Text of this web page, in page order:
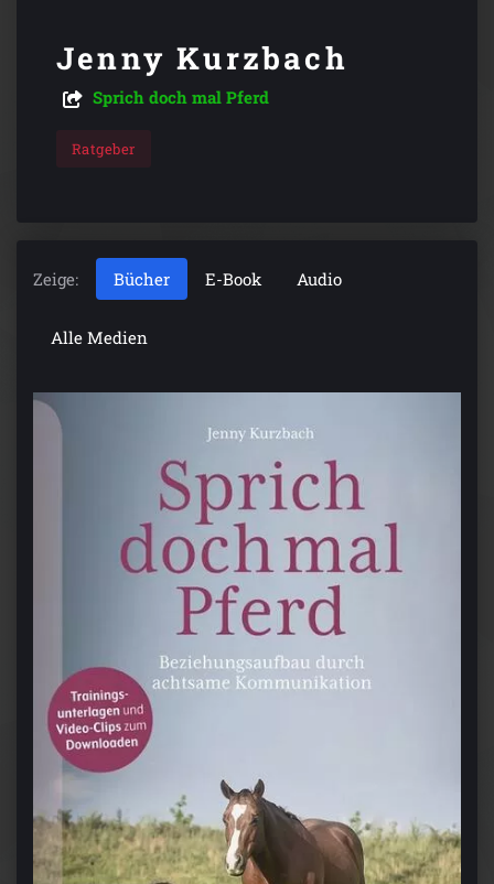
Jenny Kurzbach
Sprich doch mal Pferd
Ratgeber
Zeige: Bücher E-Book Audio
Alle Medien